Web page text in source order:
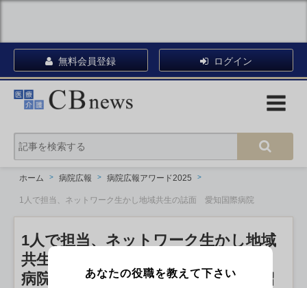
無料会員登録 ログイン
ホーム 病院広報 病院広報アワード2025
1人で担当、ネットワーク生かし地域共生の誌面 愛知国際病院
1人で担当、ネットワーク生かし地域
共生の誌面 愛知国際病院
病院広報アワード2025 エントリー紹
あなたの役職を教えて下さい